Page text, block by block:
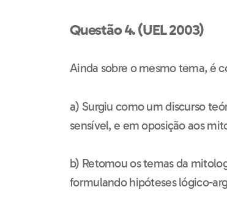
Questão 4. (UEL 2003)
Ainda sobre o mesmo tema, é
a) Surgiu como um discurso
sensível, e em oposição aos
b) Retomou os temas da
formulando hipóteses lógico-